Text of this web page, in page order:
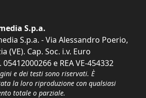
S.p.a.
S.p.a. - Via Alessandro Poerio,
(VE). Cap. Soc. i.v. Euro
05412000266 e REA VE-454332
e dei testi sono riservati. È
la loro riproduzione con qualsiasi
totale o parziale.